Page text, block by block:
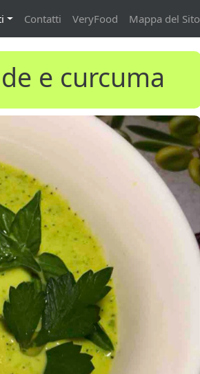
Contatti VeryFood Mappa del Sito
e curcuma